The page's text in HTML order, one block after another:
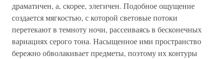
драматичен, а, скорее, элегичен. Подобное ощущение
создается мягкостью, с которой световые потоки
перетекают в темноту ночи, рассеиваясь в бесконечных
вариациях серого тона. Насыщенное ими пространство
бережно обволакивает предметы, поэтому их контуры